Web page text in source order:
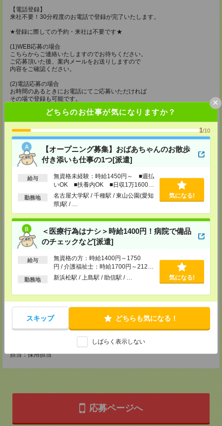
どちらのお仕事が気になりますか？
1/10
【オープニング募集】おばあちゃんのお散歩
付き添いも仕事の1つ[派遣]
給与
無資格未経験：時給1450円～ ■週払
いOK ■扶養内OK ■日収1万1600円
以上
勤務地
名古屋大学駅 / 千種駅 / 東山公園(愛知
県)駅 / …
気になる!
＜医療行為はナシ＞時給1400円！病院で備品
のチェックなど[派遣]
給与
無資格の方：時給1400円～1750
円 / 介護福祉士：時給1700円～2125
円 / 初任者以上：時給1500円～1875
勤務地 新浜松駅 / 上島駅 / 助信駅 / … 気になる!
スキップ どちらも気になる！
しばらく表示しない
×
【電話登録】
来社不要！30分程度のお電話で登録が完了いたします。
★登録に際しての予約・来社は不要です★
(1)WEB応募の場合
こちらからご連絡いたしますのでお待ちください。
ご応募頂いた後、案内メールをお送りしますので
内容をご確認ください。
(2)電話応募の場合
お時間のあるときにお電話にてご応募いただければ
その場で登録も可能です。
【電話登録】
弊社HPよりマイページ作成をお願いします
電話での登録の際に、マイページ作成をいただいた旨をお伝えください。
所要時間
【電話登録】30分程度
・経験やご希望などをインタビュー
・お仕事のご紹介など
CS名古屋支店
〒460-0008
名古屋市中区栄 2-3-1 名古屋広小路ビルヂング 5F
TEL：0120-503-713
担当：採用担当
CS静岡支店
静岡市駿河区南町18-1 サウスポット静岡 14F
TEL：0120-923-052
MAIL：
CS_SHIZUOKA@manpowergroup.jp
担当：採用担当
CS三重支店
〒510-0074 三重県四日市市鵜の森1-3-23四日市中央通りビル301号室
担当：採用担当
応募ページへ